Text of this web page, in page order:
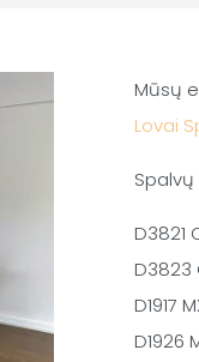
Mūsų
Lovai
D3821
D3823
D1917
D1926